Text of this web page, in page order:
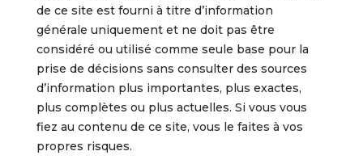
de ce site est fourni à titre d’information
générale uniquement et ne doit pas être
considéré ou utilisé comme seule base pour la
prise de décisions sans consulter des sources
d’information plus importantes, plus exactes,
plus complètes ou plus actuelles. Si vous vous
fiez au contenu de ce site, vous le faites à vos
propres risques.